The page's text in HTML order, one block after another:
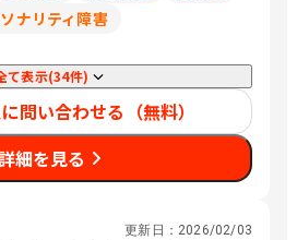
ナリティ障害
て表示(34件)
問い合わせる（無料）
細を見る
更新日： 2026/02/03